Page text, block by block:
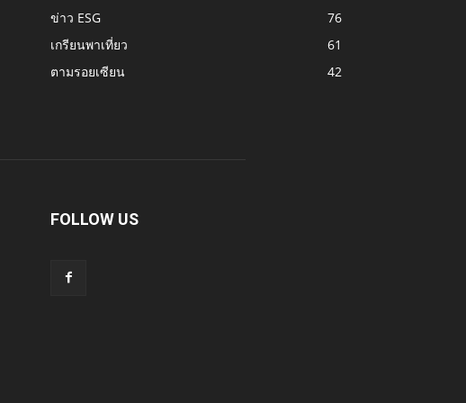
ข่าว ESG
76
เกรียนพาเที่ยว
61
ตามรอยเซียน
42
FOLLOW US